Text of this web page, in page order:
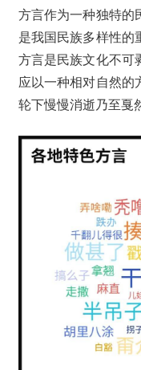
方言作为一种独特的
是我国民族多样性的
方言是民族文化不可
应以一种相对自然的
轮下慢慢消逝乃至戛